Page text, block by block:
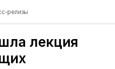
релизы
лекция